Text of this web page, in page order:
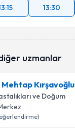
13:30
uzmanlar
Mehtap Kırşavoğlu
ve Doğum